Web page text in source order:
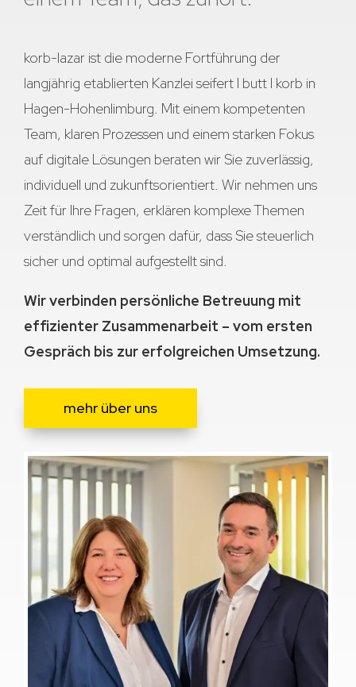
korb-lazar ist die moderne Fortführung der
langjährig etablierten Kanzlei seifert I butt I korb in
Hagen-Hohenlimburg. Mit einem kompetenten
Team, klaren Prozessen und einem starken Fokus
auf digitale Lösungen beraten wir Sie zuverlässig,
individuell und zukunftsorientiert. Wir nehmen uns
Zeit für Ihre Fragen, erklären komplexe Themen
verständlich und sorgen dafür, dass Sie steuerlich
sicher und optimal aufgestellt sind.
Wir verbinden persönliche Betreuung mit
effizienter Zusammenarbeit – vom ersten
Gespräch bis zur erfolgreichen Umsetzung.
mehr über uns